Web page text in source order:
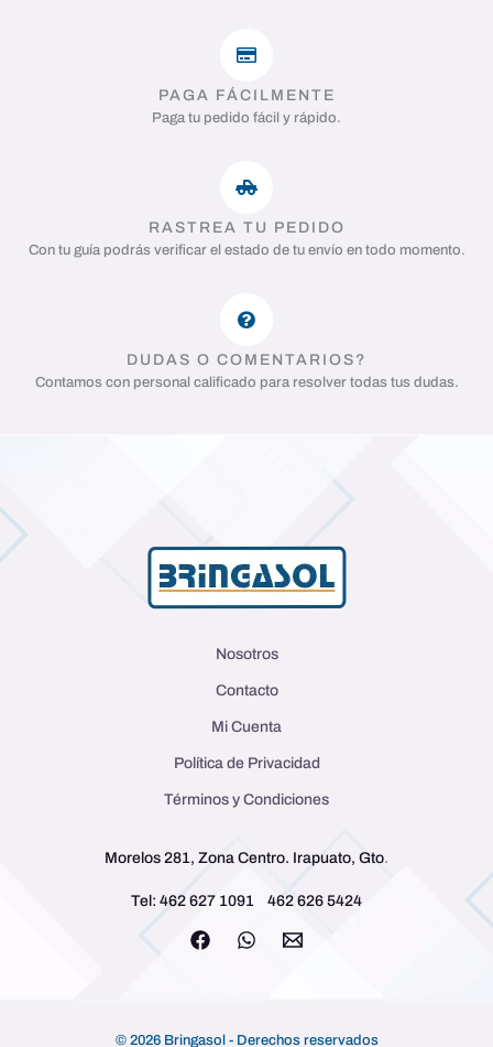
PAGA FÁCILMENTE
Paga tu pedido fácil y rápido.
RASTREA TU PEDIDO
Con tu guía podrás verificar el estado de tu envío en todo momento.
DUDAS O COMENTARIOS?
Contamos con personal calificado para resolver todas tus dudas.
Nosotros
Contacto
Mi Cuenta
Política de Privacidad
Términos y Condiciones
Morelos 281, Zona Centro. Irapuato, Gto.
Tel: 462 627 1091 462 626 5424
© 2026 Bringasol - Derechos reservados